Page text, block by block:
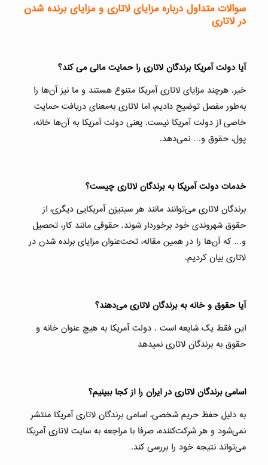
سوالات متداول درباره مزایای لاتاری و مزایای برنده شدن
در لاتاری
آیا دولت آمریکا برندگان لاتاری را حمایت مالی می کند؟
خیر. هرچند مزایای لاتاری آمریکا متنوع هستند و ما نیز آن‌ها را
به‌طور مفصل توضیح دادیم، اما لاتاری به‌معنای دریافت حمایت
خاصی از دولت آمریکا نیست. یعنی دولت آمریکا به آن‌ها خانه،
پول، حقوق و… نمی‌دهد.
خدمات دولت آمریکا به برندگان لاتاری چیست؟
برندگان لاتاری می‌توانند مانند هر سیتیزن آمریکایی دیگری، از
حقوق شهروندی خود برخوردار شوند. حقوقی مانند کار، تحصیل
و… که آن‌ها را در همین مقاله، تحت‌عنوان مزایای برنده شدن در
لاتاری بیان کردیم.
آیا حقوق و خانه به برندگان لاتاری می‌دهند؟
این فقط یک شایعه است . دولت آمریکا به هیچ عنوان خانه و
حقوق به برندگان لاتاری نمیدهد
اسامی برندگان لاتاری در ایران را از کجا ببینیم؟
به دلیل حفظ حریم شخصی، اسامی برندگان لاتاری آمریکا منتشر
نمی‌شود و هر شرکت‌کننده، صرفا با مراجعه به سایت لاتاری آمریکا
می‌تواند نتیجه خود را بررسی کند.